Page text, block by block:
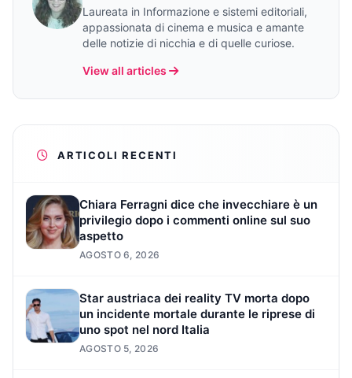
Laureata in Informazione e sistemi editoriali,
appassionata di cinema e musica e amante
delle notizie di nicchia e di quelle curiose.
View all articles
ARTICOLI RECENTI
Chiara Ferragni dice che invecchiare è un
privilegio dopo i commenti online sul suo
aspetto
AGOSTO 6, 2026
Star austriaca dei reality TV morta dopo
un incidente mortale durante le riprese di
uno spot nel nord Italia
AGOSTO 5, 2026